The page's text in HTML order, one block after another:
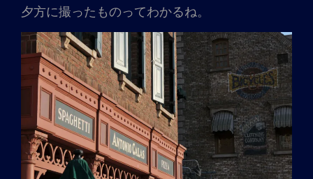
夕方に撮ったものってわかるね。